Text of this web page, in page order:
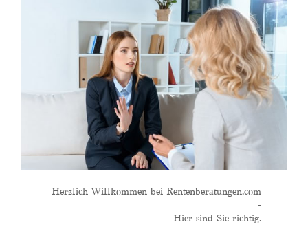
Herzlich Willkommen bei Rentenberatungen.com
-
Hier sind Sie richtig.